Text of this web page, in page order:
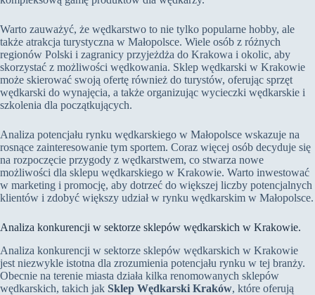
Warto zauważyć, że wędkarstwo to nie tylko popularne hobby, ale
także atrakcja turystyczna w Małopolsce. Wiele osób z różnych
regionów Polski i zagranicy przyjeżdża do Krakowa i okolic, aby
skorzystać z możliwości wędkowania. Sklep wędkarski w Krakowie
może skierować swoją ofertę również do turystów, oferując sprzęt
wędkarski do wynajęcia, a także organizując wycieczki wędkarskie i
szkolenia dla początkujących.
Analiza potencjału rynku wędkarskiego w Małopolsce wskazuje na
rosnące zainteresowanie tym sportem. Coraz więcej osób decyduje się
na rozpoczęcie przygody z wędkarstwem, co stwarza nowe
możliwości dla sklepu wędkarskiego w Krakowie. Warto inwestować
w marketing i promocję, aby dotrzeć do większej liczby potencjalnych
klientów i zdobyć większy udział w rynku wędkarskim w Małopolsce.
Analiza konkurencji w sektorze sklepów wędkarskich w Krakowie.
Analiza konkurencji w sektorze sklepów wędkarskich w Krakowie
jest niezwykle istotna dla zrozumienia potencjału rynku w tej branży.
Obecnie na terenie miasta działa kilka renomowanych sklepów
wędkarskich, takich jak Sklep Wędkarski Kraków, które oferują